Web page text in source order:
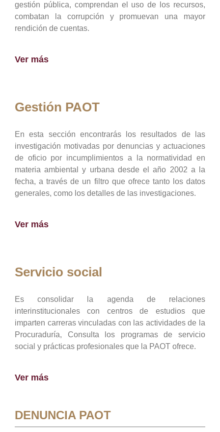
gestión pública, comprendan el uso de los recursos,
combatan la corrupción y promuevan una mayor
rendición de cuentas.
Ver más
Gestión PAOT
En esta sección encontrarás los resultados de las
investigación motivadas por denuncias y actuaciones
de oficio por incumplimientos a la normatividad en
materia ambiental y urbana desde el año 2002 a la
fecha, a través de un filtro que ofrece tanto los datos
generales, como los detalles de las investigaciones.
Ver más
Servicio social
Es consolidar la agenda de relaciones
interinstitucionales con centros de estudios que
imparten carreras vinculadas con las actividades de la
Procuraduría, Consulta los programas de servicio
social y prácticas profesionales que la PAOT ofrece.
Ver más
DENUNCIA PAOT